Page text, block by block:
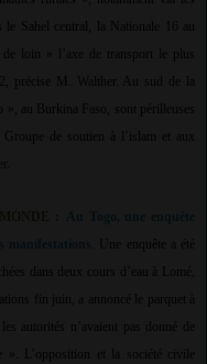
Sahel central, la Nationale 16 au
loin » l’axe de transport le plus
précise M. Walther. Au sud de la
au Burkina Faso, sont périlleuses
de soutien à l’islam et aux
. Une enquête a été
dans deux cours d’eau à Lomé,
fin juin, a annoncé le parquet à
autorités n’avaient pas donné de
L’opposition et la société civile